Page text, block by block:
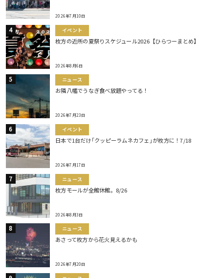
2026年7月10日
イベント
枚方の近所の夏祭りスケジュール2026【ひらつーまとめ】
2026年8月6日
ニュース
お隣八幡でうなぎ食べ放題やってる！
2026年7月23日
イベント
日本で1台だけ｢クッピーラムネカフェ｣が枚方に！7/18
2026年7月17日
ニュース
枚方モールが全館休館。8/26
2026年8月3日
ニュース
あさって枚方から花火見えるかも
2026年7月20日